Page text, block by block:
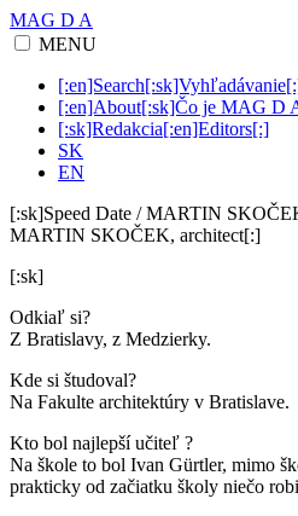
MAG D A
MENU
[:en]About[:sk]Čo je MAG D
[:sk]Redakcia[:en]Editors[:]
SK
EN
[:sk]Speed Date / MARTIN
MARTIN SKOČEK, architect[:]
[:sk]
Odkiaľ si?
Z Bratislavy, z Medzierky.
Kde si študoval?
Na Fakulte architektúry v Bratislave.
Kto bol najlepší učiteľ ?
Na škole to bol Ivan Gürtler, mimo
prakticky od začiatku školy niečo